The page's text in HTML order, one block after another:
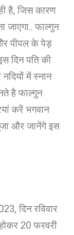
है, जिस कारण
जाएगा.. फाल्गुन
और पीपल के पेड़
दिन पति की
में स्नान
है फाल्गुन
करें भगवान
और जानेंगे इस
दिन रविवार
20 फरवरी